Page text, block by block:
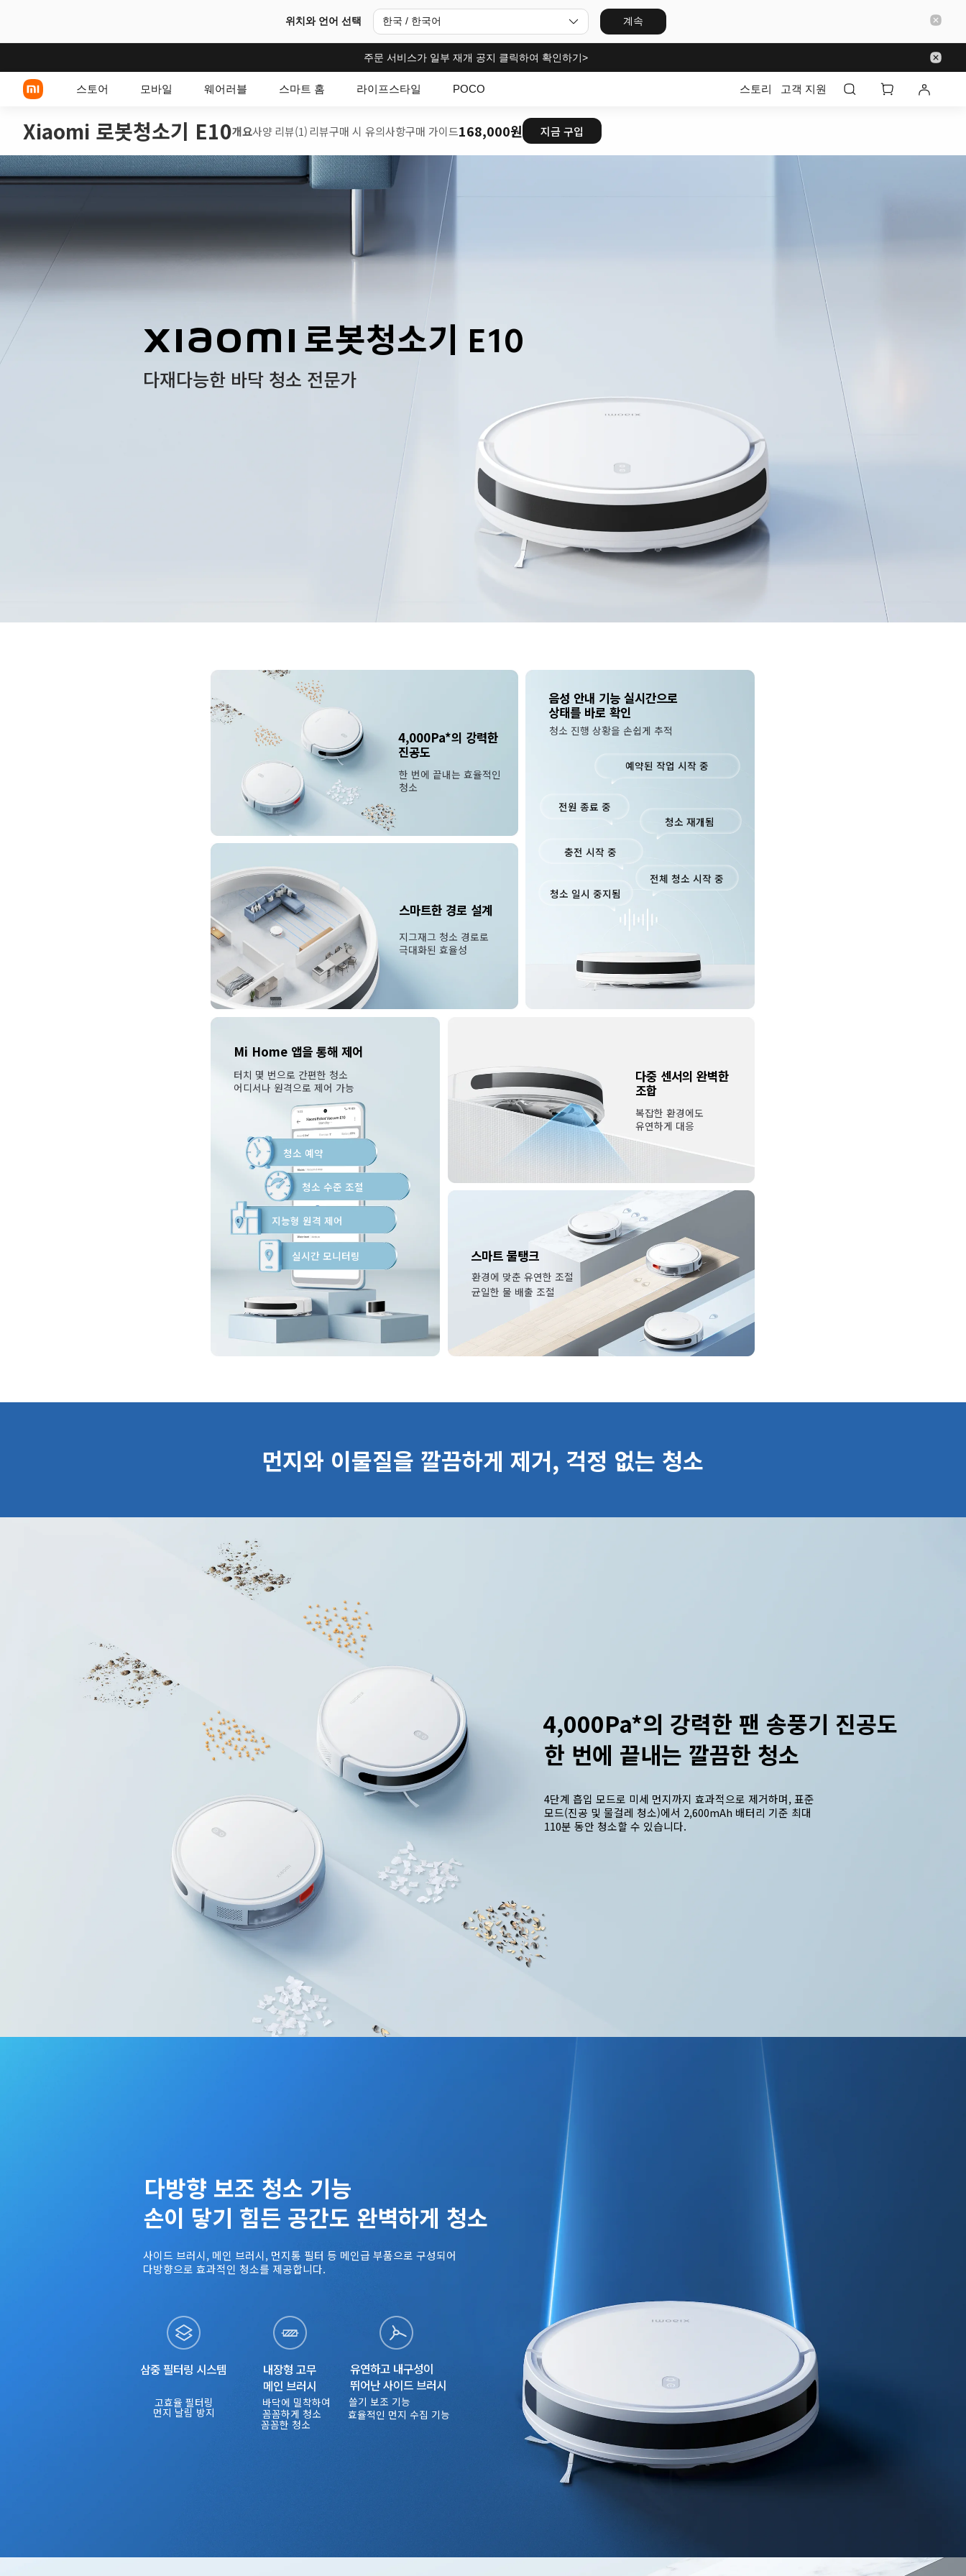
위치와 언어 선택 한국 / 한국어 계속
주문 서비스가 일부 재개 공지 클릭하여 확인하기>
스토어 모바일
Xiaomi 시리즈
웨어러블 스마트 홈 라이프스타일 POCO 스토리 고객 지원
개요사양리뷰(1)리뷰구매 시 유의사항구매 가이드168,000원 지금 구입
Xiaomi 로봇청소기 E10
다재다능한 바닥 청소 전문가
4,000Pa*의 강력한
진공도
한 번에 끝내는 효율적인
청소
지그재그 청소 경로로
음성 안내 기능 실시간으로
예약된 작업 시작 중
전원 종료 중
청소 재개됨
충전 시작 중
청소 일시 중지됨
전체 청소 시작 중
Mi Home 앱을 통해 제어
어디서나 원격으로 제어 가능
청소 예약
청소 수준 조절
지능형 원격 제어
실시간 모니터링
다중 센서의 완벽한
복잡한 환경에도
유연하게 대응
스마트 물탱크
균일한 물 배출 조절
4,000Pa*의 강력한 팬 송풍기 진공도
한 번에 끝내는 깔끔한 청소
4단계 흡입 모드로 미세 먼지까지 효과적으로 제거하며, 표준
모드(진공 및 물걸레 청소)에서 2,600mAh 배터리 기준 최대
110분 동안 청소할 수 있습니다.
손이 닿기 힘든 공간도 완벽하게 청소
사이드 브러시, 메인 브러시, 먼지통 필터 등 메인급 부품으로 구성되어
다방향으로 효과적인 청소를 제공합니다.
삼중 필터링 시스템
고효율 필터링
먼지 날림 방지
내장형 고무
메인 브러시
바닥에 밀착하여
꼼꼼하게 청소
꼼꼼한 청소
유연하고 내구성이
뛰어난 사이드 브러시
쓸기 보조 기능
효율적인 먼지 수집 기능